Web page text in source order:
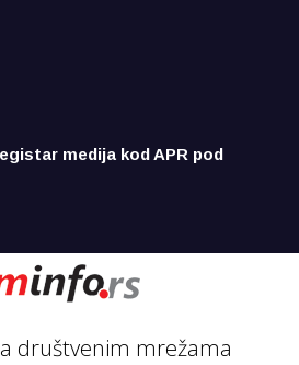
medija kod APR pod
društvenim mrežama